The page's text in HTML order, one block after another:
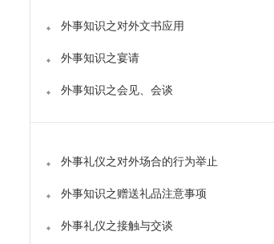
外事知识之对外文书应用
外事知识之宴请
外事知识之会见、会谈
外事礼仪之对外场合的行为举止
外事知识之赠送礼品注意事项
外事礼仪之接触与交谈